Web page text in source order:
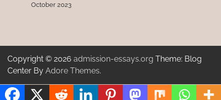
October 2023
Copyright © 2026 admission-essays.org Theme: Blog
Center By Adore Themes.